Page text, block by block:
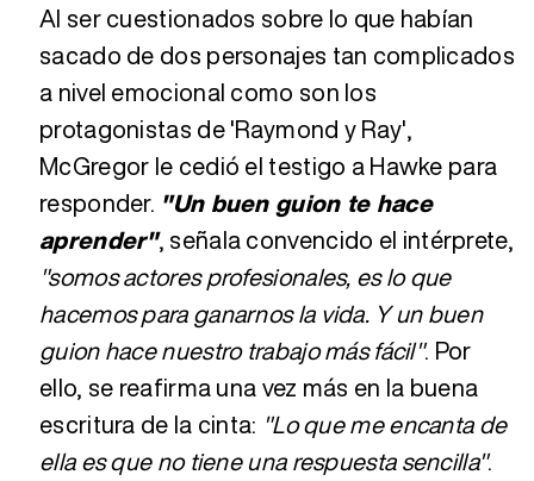
Al ser cuestionados sobre lo que habían
sacado de dos personajes tan complicados
a nivel emocional como son los
protagonistas de 'Raymond y Ray',
McGregor le cedió el testigo a Hawke para
responder. "Un buen guion te hace
aprender", señala convencido el intérprete,
"somos actores profesionales, es lo que
hacemos para ganarnos la vida. Y un buen
guion hace nuestro trabajo más fácil". Por
ello, se reafirma una vez más en la buena
escritura de la cinta: "Lo que me encanta de
ella es que no tiene una respuesta sencilla".